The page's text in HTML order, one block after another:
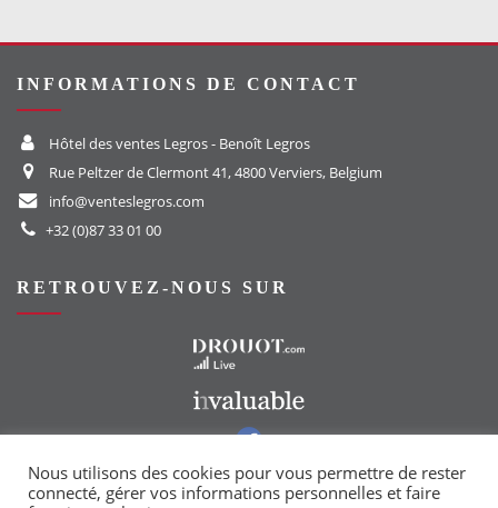
INFORMATIONS DE CONTACT
Hôtel des ventes Legros - Benoît Legros
Rue Peltzer de Clermont 41, 4800 Verviers, Belgium
info@venteslegros.com
+32 (0)87 33 01 00
RETROUVEZ-NOUS SUR
Vers notre groupe Facebook
Nous utilisons des cookies pour vous permettre de rester
connecté, gérer vos informations personnelles et faire